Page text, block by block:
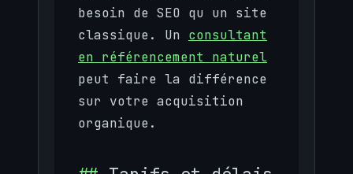
besoin de SEO qu un site
classique. Un consultant
en référencement naturel
peut faire la différence
sur votre acquisition
organique.